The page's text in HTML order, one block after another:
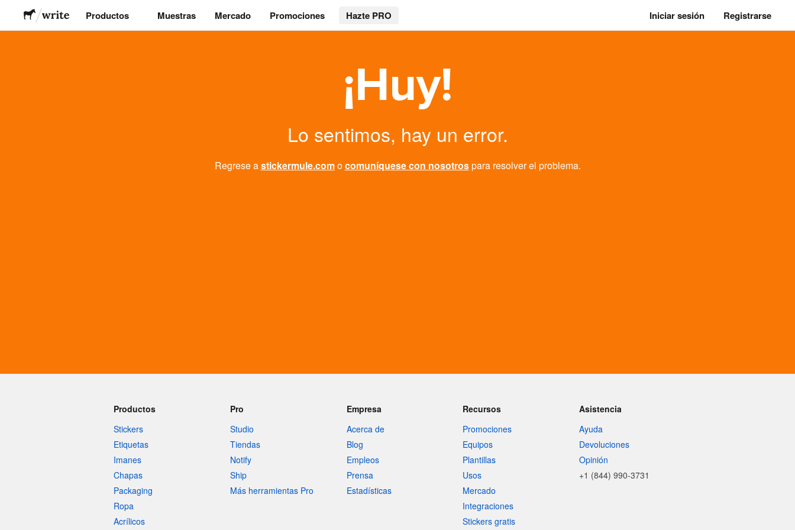
Productos Muestras Mercado Promociones Hazte PRO Iniciar sesión Registrarse
¡Huy!
Lo sentimos, hay un error.
Regrese astickermule.comocomuníquese con nosotrospara resolver el problema.
Productos
Stickers
Etiquetas
Imanes
Chapas
Packaging
Ropa
Acrílicos
Pro
Studio
Tiendas
Notify
Ship
Más herramientas Pro
Empresa
Acerca de
Blog
Empleos
Prensa
Estadísticas
Recursos
Promociones
Equipos
Plantillas
Usos
Mercado
Integraciones
Stickers gratis
Asistencia
Ayuda
Devoluciones
Opinión
+1 (844) 990-3731